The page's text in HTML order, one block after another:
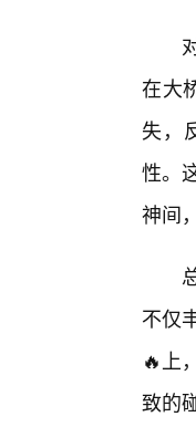
在大
失，
性。
神间
不仅
🔥上
致的